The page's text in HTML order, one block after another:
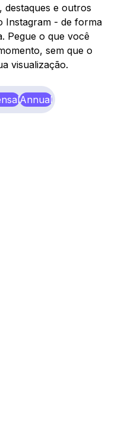
destaques e outros
Instagram - de forma
Pegue o que você
sem que o
visualização.
Annual